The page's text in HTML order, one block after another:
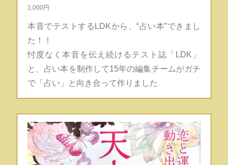
1,000円
本音でテストするLDKから、“占い本”できまし
た！！
忖度なく本音を伝え続けるテスト誌「LDK」
と、占い本を制作して15年の編集チームがガチ
で「占い」と向き合って作りました